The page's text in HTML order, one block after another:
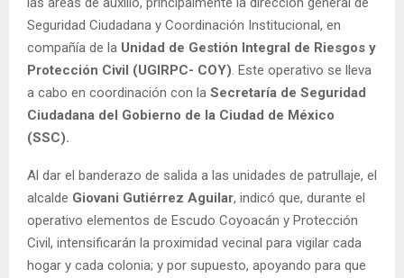
Seguridad Ciudadana y Coordinación Institucional, en
compañía de la Unidad de Gestión Integral de Riesgos y
Protección Civil (UGIRPC- COY). Este operativo se lleva
a cabo en coordinación con la Secretaría de Seguridad
Ciudadana del Gobierno de la Ciudad de México
(SSC).
Al dar el banderazo de salida a las unidades de patrullaje, el
alcalde Giovani Gutiérrez Aguilar, indicó que, durante el
operativo elementos de Escudo Coyoacán y Protección
Civil, intensificarán la proximidad vecinal para vigilar cada
hogar y cada colonia; y por supuesto, apoyando para que